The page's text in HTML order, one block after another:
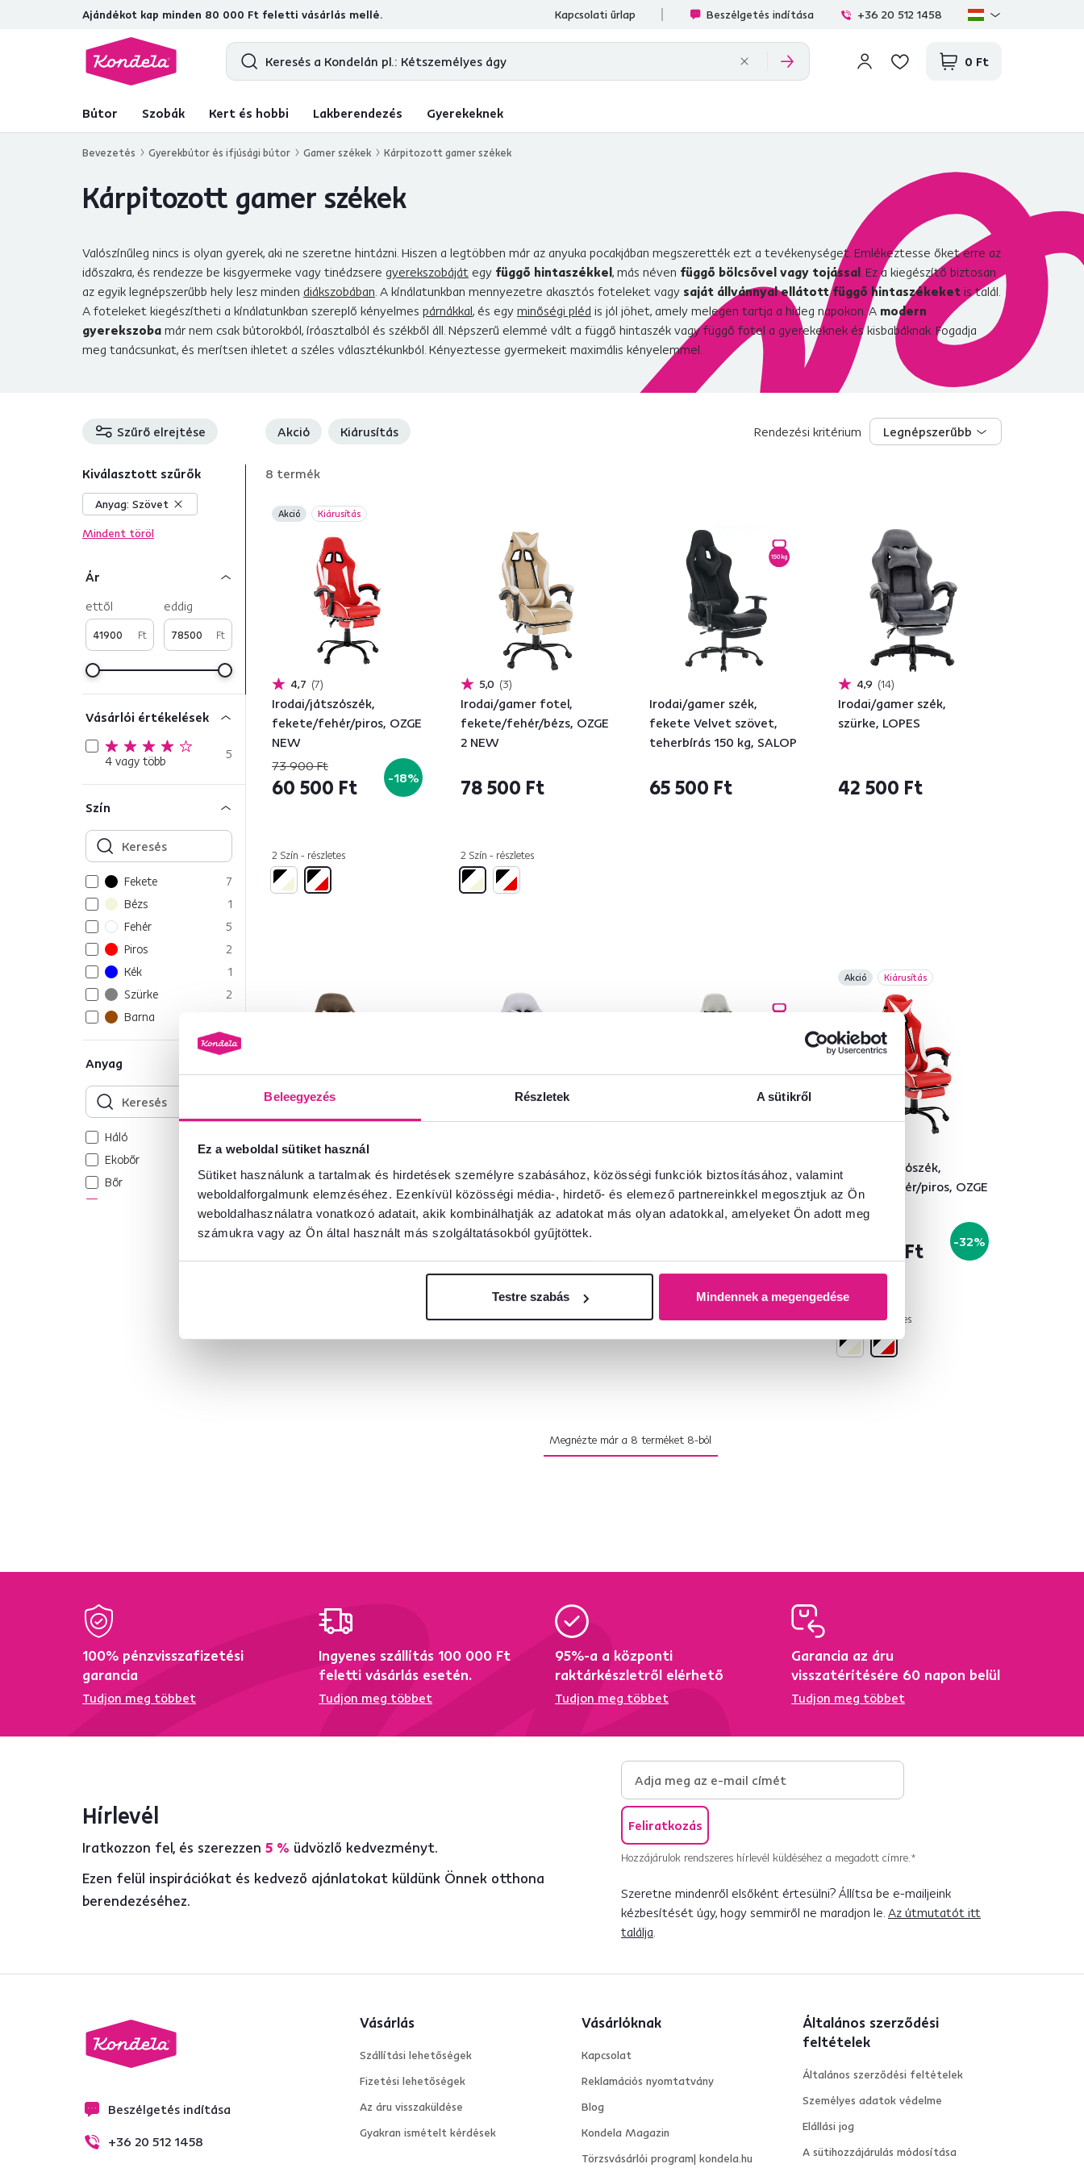
Beleegyezés Részletek A sütikről
Ez a weboldal sütiket használ
Sütiket használunk a tartalmak és hirdetések személyre szabásához, közösségi funkciók biztosításához, valamint
weboldalforgalmunk elemzéséhez. Ezenkívül közösségi média-, hirdető- és elemező partnereinkkel megosztjuk az Ön
weboldalhasználatra vonatkozó adatait, akik kombinálhatják az adatokat más olyan adatokkal, amelyeket Ön adott meg
számukra vagy az Ön által használt más szolgáltatásokból gyűjtöttek.
Testre szabás Mindennek a megengedése
Ajándékot kap minden 80 000 Ft feletti vásárlás mellé.
4,7 31 157ellenőrzött termékértékelések Kapcsolati űrlap Beszélgetés indítása +36 20 512 1458
0 Ft
Bútor Szobák Kert és hobbi Lakberendezés Gyerekeknek
Bevezetés Gyerekbútor és ifjúsági bútor Gamer székek Kárpitozott gamer székek
Kárpitozott gamer székek
Valószínűleg nincs is olyan gyerek, aki ne szeretne hintázni. Hiszen a legtöbben már az anyuka pocakjában megszerették ezt a tevékenységet. Emlékeztesse őket erre az
időszakra, és rendezze be kisgyermeke vagy tinédzsere gyerekszobáját egy függő hintaszékkel, más néven függő bölcsővel vagy tojással. Ez a kiegészítő biztosan
az egyik legnépszerűbb hely lesz minden diákszobában. A kínálatunkban mennyezetre akasztós foteleket vagy saját állvánnyal ellátott függő hintaszékeket is talál.
A foteleket kiegészítheti a kínálatunkban szereplő kényelmes párnákkal, és egy minőségi pléd is jól jöhet, amely melegen tartja a hideg napokon. A modern
gyerekszoba már nem csak bútorokból, íróasztalból és székből áll. Népszerű elemmé vált a függő hintaszék vagy függő fotel a gyerekeknek és kisbabáknak. Fogadja
meg tanácsunkat, és merítsen ihletet a széles választékunkból. Kényeztesse gyermekeit maximális kényelemmel.
Szűrő elrejtése Akció Kiárusítás Legnépszerűbb
Rendezési kritérium Legnépszerűbb
Kiválasztott szűrők
Anyag: Szövet
Mindent töröl
Ár
Ft
ettől
Ft
eddig
Vásárlói értékelések
4 vagy több 5
Szín
Fekete
7
Bézs
1
Fehér
5
Piros
2
Kék
1
Szürke
2
Barna
Anyag
Háló
Ekobőr
Bőr
1
14
Szélesség (cm)
ettől
Magasság (cm)
ettől
eddig
Állítható karfák
Hintázó
Állítható
Fotel funkciója
Forgó
8 termék
Akció Kiárusítás
4,7 7
Irodai/játszószék,
fekete/fehér/piros, OZGE
NEW
73 900 Ft
60 500 Ft -18%
2 Szín - részletes
5,0 3
Irodai/gamer fotel,
fekete/fehér/bézs, OZGE
2 NEW
78 500 Ft
2 Szín - részletes
Irodai/gamer szék,
fekete Velvet szövet,
teherbírás 150 kg, SALOP
65 500 Ft
4,9 14
Irodai/gamer szék,
szürke, LOPES
42 500 Ft
4,6 8
Irodai/gamer szék,
barna/fehér, HOSPO
Irodai/gamer szék,
szürke/kék, ZODIA
Irodai/gamer szék,
fehér/fekete, teherbírás
150 kg, PAPIBAS
Akció Kiárusítás
Irodai/játszószék,
fekete/fehér/piros, OZGE
2 NEW
60 500 Ft -32%
2 Szín - részletes
Megnézte már a 8 terméket 8-ból
100% pénzvisszafizetési
garancia
Tudjon meg többet
Ingyenes szállítás 100 000 Ft
feletti vásárlás esetén.
Tudjon meg többet
95%-a a központi
raktárkészletről elérhető
Tudjon meg többet
Garancia az áru
visszatérítésére 60 napon belül
Tudjon meg többet
Hírlevél
Iratkozzon fel, és szerezzen 5 % üdvözlő kedvezményt.
Ezen felül inspirációkat és kedvező ajánlatokat küldünk Önnek otthona
berendezéséhez.
Feliratkozás
Hozzájárulok rendszeres hírlevél küldéséhez a megadott címre.*
Szeretne mindenről elsőként értesülni? Állítsa be e-mailjeink
kézbesítését úgy, hogy semmiről ne maradjon le. Az útmutatót itt
találja.
Beszélgetés indítása
+36 20 512 1458
Vásárlás
Szállítási lehetőségek
Fizetési lehetőségek
Az áru visszaküldése
Gyakran ismételt kérdések
Vásárlóknak
Kapcsolat
Reklamációs nyomtatvány
Blog
Kondela Magazin
Törzsvásárlói program| kondela.hu
Általános szerződési
feltételek
Általános szerződési feltételek
Személyes adatok védelme
Elállási jog
A sütihozzájárulás módosítása